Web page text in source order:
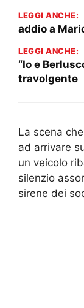
LEGGI ANCHE:
addio a
LEGGI ANCHE:
“Io e
travolgente
La scena
ad arrivare
un veicolo
silenzio
sirene dei